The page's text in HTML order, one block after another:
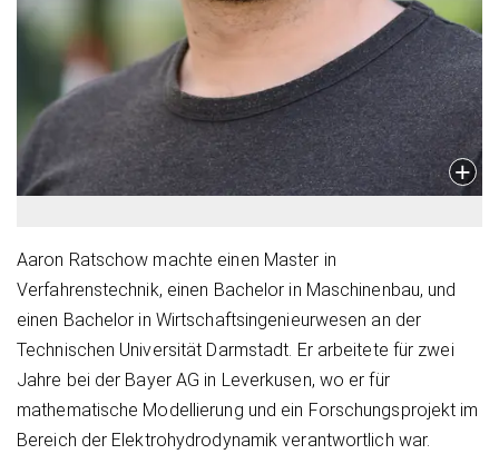
Aaron Ratschow machte einen Master in
Verfahrenstechnik, einen Bachelor in Maschinenbau, und
einen Bachelor in Wirtschaftsingenieurwesen an der
Technischen Universität Darmstadt. Er arbeitete für zwei
Jahre bei der Bayer AG in Leverkusen, wo er für
mathematische Modellierung und ein Forschungsprojekt im
Bereich der Elektrohydrodynamik verantwortlich war.